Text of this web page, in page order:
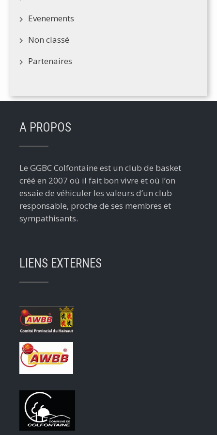
Evenements
Non classé
Partenaires
A PROPOS
Le GGBC Colfontaine est un club de basket
créé en 2007 où il fait bon vivre et où l’on
essaie de véhiculer les valeurs d’un club
responsable, proche de ses membres et
sympathisants.
LIENS EXTERNES